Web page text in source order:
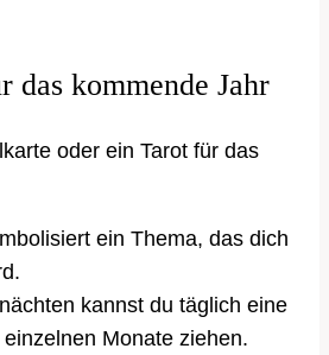
das kommende Jahr
oder ein Tarot für das
ein Thema, das dich
kannst du täglich eine
Monate ziehen.